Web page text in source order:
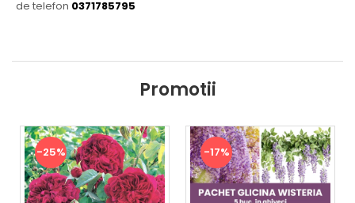
Smochin
Prun
Kiwi
Migdal
de telefon 0371785795
Promotii
-25% -17%